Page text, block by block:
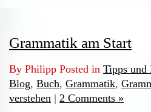
Grammatik am Start
By Philipp Posted in Tipps und
Blog, Buch, Grammatik,
verstehen | 2 Comments »